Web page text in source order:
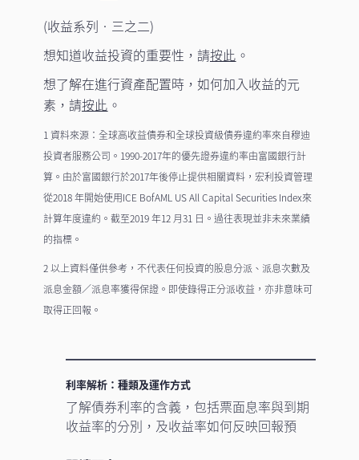
(收益系列‧三之二)
想知道收益投資的重要性，請按此 。
想了解在進行資產配置時，如何加入收益的元
素，請按此 。
1 資料來源：全球高收益債券和全球投資級債券違約率來自穆迪
投資者服務公司。1990-2017年的優先證券違約率由富國銀行計
算。由於富國銀行於2017年後停止提供相關資料，宏利投資管理
從2018 年開始使用ICE BofAML US All Capital Securities Index來
計算年度違約。截至2019 年12 月31 日。過往表現並非未來業績
的指標。
2以上資料僅供參考，不代表任何投資的股息分派、派息次數及
派息金額／派息率獲得保證。即使錄得正分派收益，亦非意味可
取得正回報。
利率解析：種類及運作方式
了解債券利率的含義，包括票面息率與到期
收益率的分別，及收益率如何反映回報預